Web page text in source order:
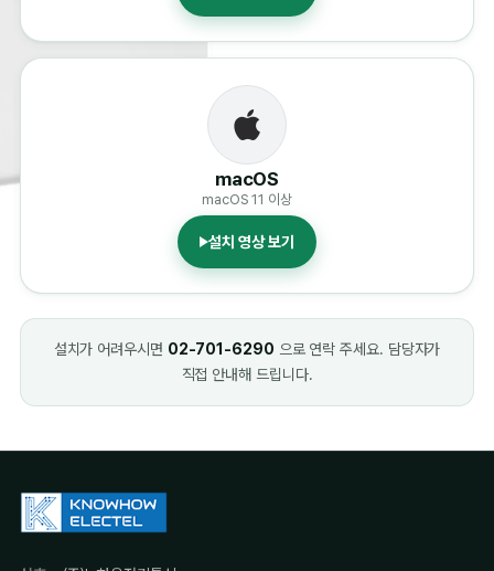
macOS
macOS 11 이상
설치 영상 보기
설치가 어려우시면 02-701-6290 으로 연락 주세요. 담당자가
직접 안내해 드립니다.